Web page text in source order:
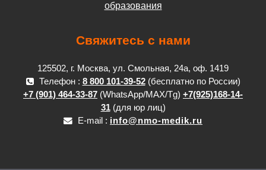
образования
Свяжитесь с нами
125502, г. Москва, ул. Смольная, 24а, оф. 1419
Телефон : 8 800 101-39-52(бесплатно по России)
+7 (901) 464-33-87 (WhatsApp/MAX/Tg) +7(925)168-14-
31(для юр лиц)
E-mail : info@nmo-medik.ru